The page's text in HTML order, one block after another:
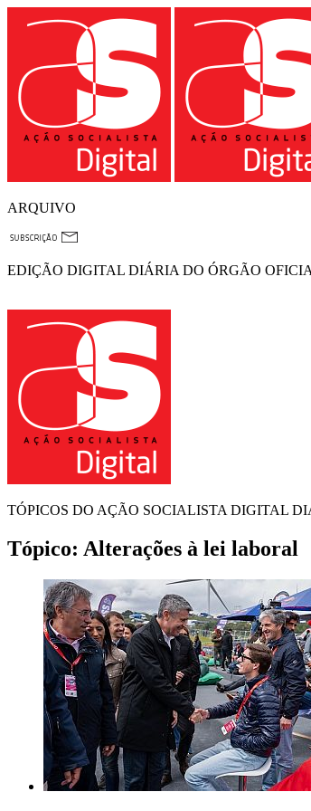
ARQUIVO
EDIÇÃO DIGITAL DIÁRIA DO ÓRGÃO
TÓPICOS DO AÇÃO SOCIALISTA DIGITAL
Tópico: Alterações à lei laboral